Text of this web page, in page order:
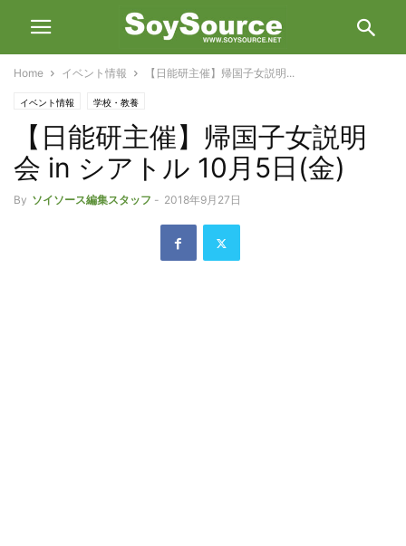
Home イベント情報 【日能研主催】帰国子女説明...
イベント情報 学校・教養
【日能研主催】帰国子女説明
会 in シアトル 10月5日(金)
By ソイソース編集スタッフ - 2018年9月27日